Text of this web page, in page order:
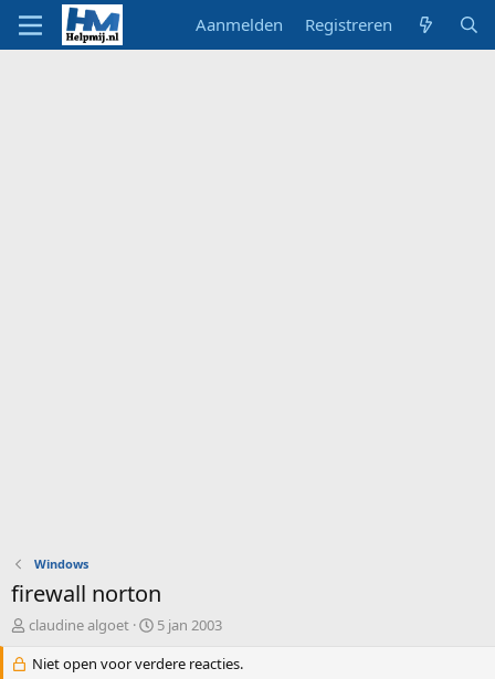
Aanmelden Registreren
Windows
firewall norton
O
d
claudine algoet
S
a
5 jan 2003
Niet open voor verdere reacties.